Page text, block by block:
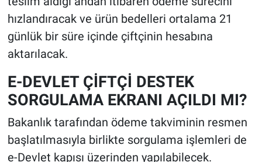
hızlandıracak ve ürün bedelleri ortalama 21
günlük bir süre içinde çiftçinin hesabına
aktarılacak.
E-DEVLET ÇİFTÇİ DESTEK
SORGULAMA EKRANI AÇILDI MI?
Bakanlık tarafından ödeme takviminin resmen
başlatılmasıyla birlikte sorgulama işlemleri de
e-Devlet kapısı üzerinden yapılabilecek.